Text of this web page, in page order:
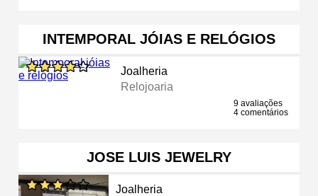
INTEMPORAL JÓIAS E RELÓGIOS
Joalheria
Relojoaria
9 avaliações
4 comentários
JOSE LUIS JEWELRY
Joalheria